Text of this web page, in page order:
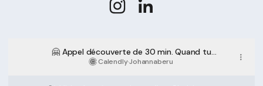
🤗 Appel découverte de 30 min. Quand tu
veux !
Calendly·Johannaberu